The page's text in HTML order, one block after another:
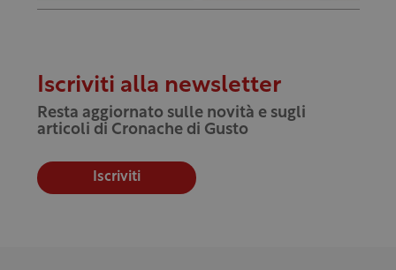
Iscriviti alla newsletter
Resta aggiornato sulle novità e sugli
articoli di Cronache di Gusto
Iscriviti